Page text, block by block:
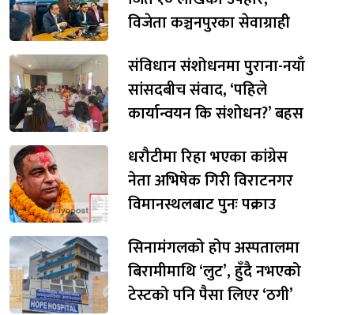
विजेता कञ्चनपुरका सेवाग्राही
संविधान संशोधनमा पुराना-नयाँ
सांसदबीच संवाद, ‘पहिले
कार्यान्वयन कि संशोधन?’ बहस
धरौटीमा रिहा भएका कांग्रेस
नेता अभिषेक गिरी विराटनगर
विमानस्थलबाट पुनः पक्राउ
सिनामंगलको होप अस्पतालमा
बिरामीमाथि ‘लुट’, हुँदै नभएको
टेस्टको पनि पैसा लिएर ‘ठगी’